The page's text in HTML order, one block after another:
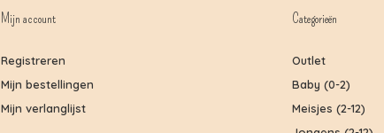
Mijn account
Registreren
Mijn bestellingen
Mijn verlanglijst
Categorieën
Outlet
Baby (0-2)
Meisjes (2-12)